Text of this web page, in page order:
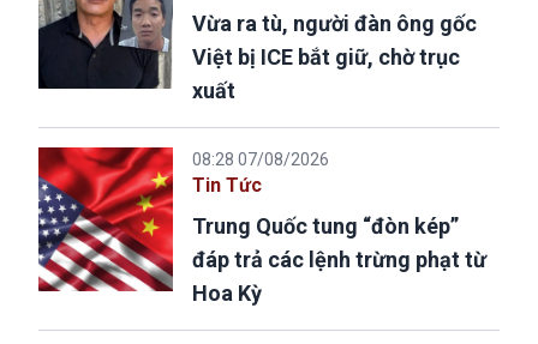
Vừa ra tù, người đàn ông gốc
Việt bị ICE bắt giữ, chờ trục
xuất
08:28 07/08/2026
Tin Tức
Trung Quốc tung “đòn kép”
đáp trả các lệnh trừng phạt từ
Hoa Kỳ